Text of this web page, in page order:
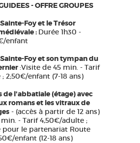
- OFFRE GROUPES
Foy et le Trésor
: Durée 1h30 -
enfant
Foy et son tympan du
:Visite de 45 min. - Tarif
2;50€/enfant (7-18 ans)
de l'abbatiale (étage) avec
romans et les vitraux de
- (accès à partir de 12 ans)
- Tarif 4,50€/adulte ;
le partenariat Route
enfant (12-18 ans)